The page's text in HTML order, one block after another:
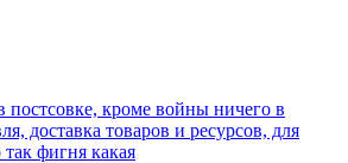
кроме войны ничего в
доставка товаров и ресурсов, для
фигня какая